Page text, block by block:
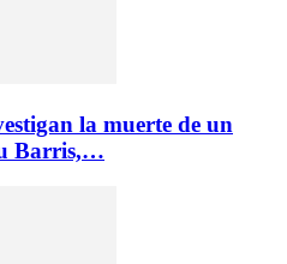
la muerte de un
Barris,…